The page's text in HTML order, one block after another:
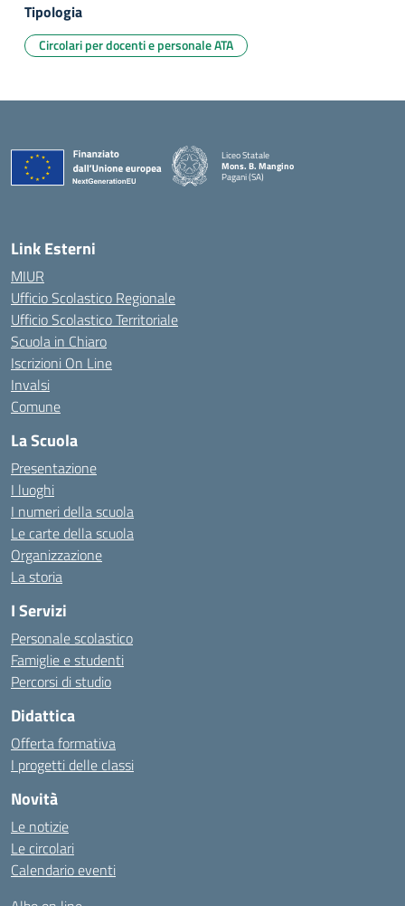
Tipologia
Circolari per docenti e personale ATA
Liceo Statale
Mons. B. Mangino
Pagani (SA)
— Visita la pagina iniziale della scuola
Link Esterni
MIUR
Ufficio Scolastico Regionale
Ufficio Scolastico Territoriale
Scuola in Chiaro
Iscrizioni On Line
Invalsi
Comune
La Scuola
Presentazione
I luoghi
I numeri della scuola
Le carte della scuola
Organizzazione
La storia
I Servizi
Personale scolastico
Famiglie e studenti
Percorsi di studio
Didattica
Offerta formativa
I progetti delle classi
Novità
Le notizie
Le circolari
Calendario eventi